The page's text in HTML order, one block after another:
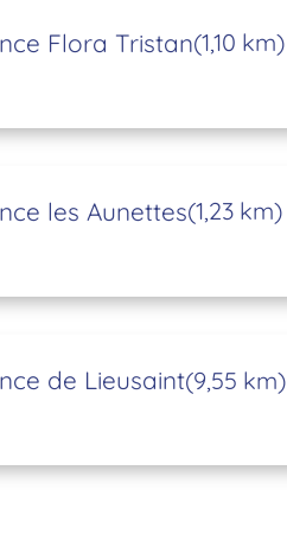
Flora Tristan(1,10 km)
les Aunettes(1,23 km)
de Lieusaint(9,55 km)